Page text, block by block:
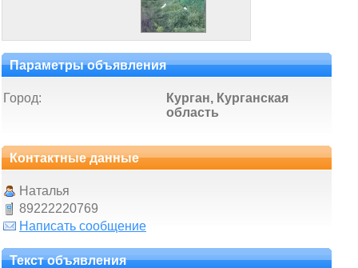
Параметры объявления
Город:
Курган, Курганская
область
Контактные данные
Наталья
89222220769
Написать сообщение
Текст объявления